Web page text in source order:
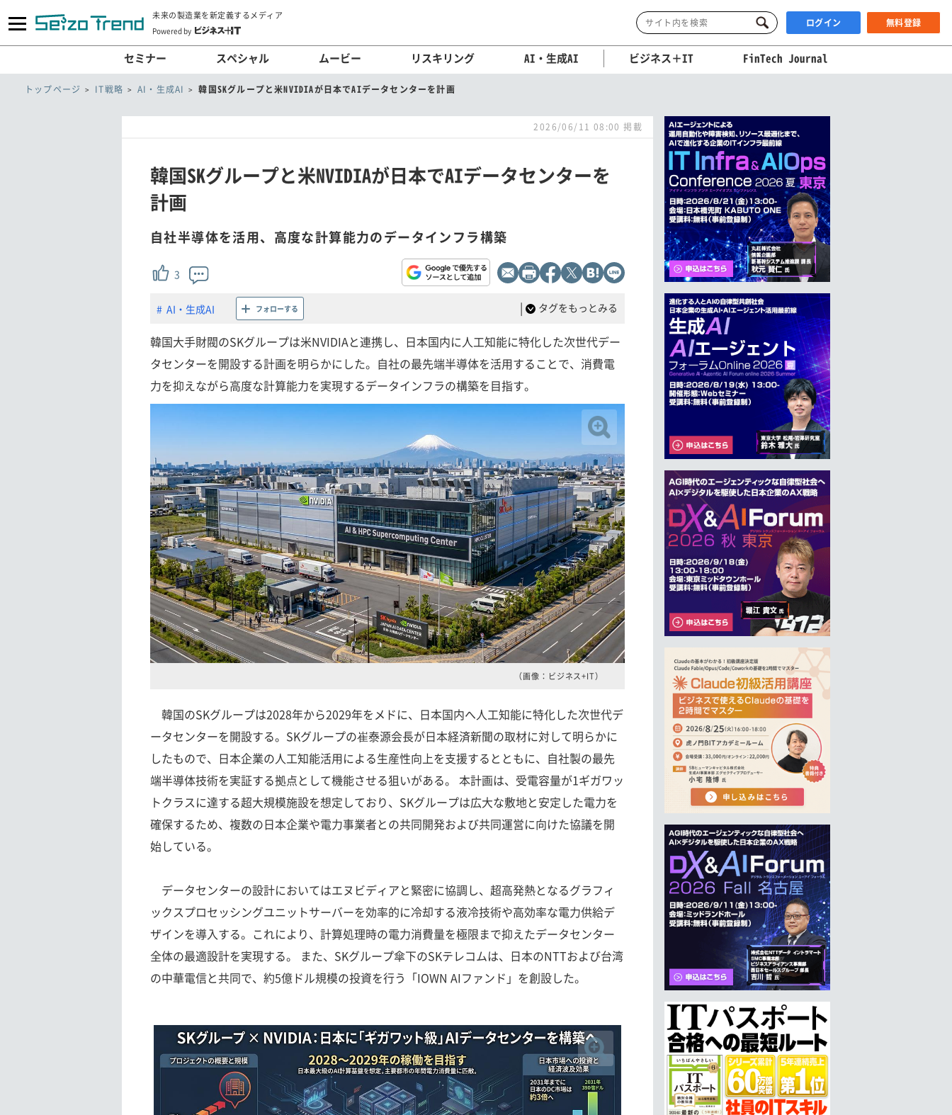
未来の製造業を新定義するメディア
Powered by
ログイン 無料登録
セミナー スペシャル ムービー リスキリング AI・生成AI ビジネス＋IT FinTech Journal
トップページ IT戦略 AI・生成AI 韓国SKグループと米NVIDIAが日本でAIデータセンターを計画
2026/06/11 08:00 掲載
韓国SKグループと米NVIDIAが日本でAIデータセンターを
計画
自社半導体を活用、高度な計算能力のデータインフラ構築
3
AI・生成AI フォローする | タグをもっとみる
韓国大手財閥のSKグループは米NVIDIAと連携し、日本国内に人工知能に特化した次世代デー
タセンターを開設する計画を明らかにした。自社の最先端半導体を活用することで、消費電
力を抑えながら高度な計算能力を実現するデータインフラの構築を目指す。
（画像：ビジネス+IT）
韓国のSKグループは2028年から2029年をメドに、日本国内へ人工知能に特化した次世代デ
ータセンターを開設する。SKグループの崔泰源会長が日本経済新聞の取材に対して明らかに
したもので、日本企業の人工知能活用による生産性向上を支援するとともに、自社製の最先
端半導体技術を実証する拠点として機能させる狙いがある。 本計画は、受電容量が1ギガワッ
トクラスに達する超大規模施設を想定しており、SKグループは広大な敷地と安定した電力を
確保するため、複数の日本企業や電力事業者との共同開発および共同運営に向けた協議を開
始している。
データセンターの設計においてはエヌビディアと緊密に協調し、超高発熱となるグラフィ
ックスプロセッシングユニットサーバーを効率的に冷却する液冷技術や高効率な電力供給デ
ザインを導入する。これにより、計算処理時の電力消費量を極限まで抑えたデータセンター
全体の最適設計を実現する。 また、SKグループ傘下のSKテレコムは、日本のNTTおよび台湾
の中華電信と共同で、約5億ドル規模の投資を行う「IOWN AIファンド」を創設した。